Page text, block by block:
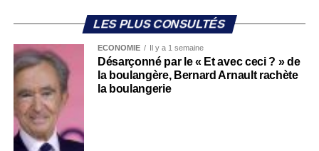
LES PLUS CONSULTÉS
ECONOMIE Il y a 1 semaine
Désarçonné par le « Et avec ceci ? » de
la boulangère, Bernard Arnault rachète
la boulangerie